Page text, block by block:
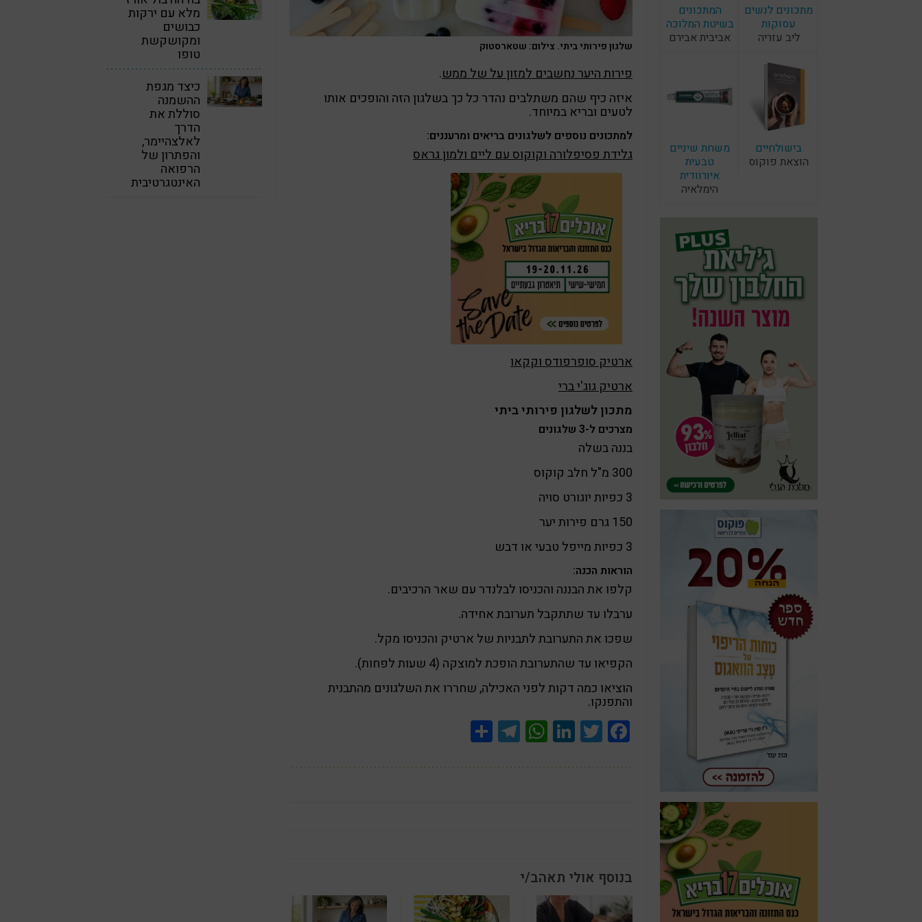
מתכונים לנשים
עסוקות
ליב עזריה
המתכונים
בשיטת המלוכה
אביבית אבירם
בישולחיים
הוצאת פוקוס
משחת שיניים
טבעית
איורוודית
הימלאיה
שלגון פירותי ביתי. צילום: שטארסטוק
פירות היער נחשבים למזון על של ממש.
איזה כיף שהם משתלבים נהדר כל כך בשלגון הזה והופכים אותו
לטעים ובריא במיוחד.
למתכונים נוספים לשלגונים בריאים ומרעננים:
גלידת פסיפלורה וקוקוס עם ליים ולמון גראס
ארטיק סופרפודס וקקאו
ארטיק גוג'י ברי
מתכון לשלגון פירותי ביתי
מצרכים ל-3 שלגונים
בננה בשלה
300 מ"ל חלב קוקוס
3 כפיות יוגורט סויה
150 גרם פירות יער
3 כפיות מייפל טבעי או דבש
הוראות הכנה:
קלפו את הבננה והכניסו לבלנדר עם שאר הרכיבים.
ערבלו עד שתתקבל תערובת אחידה.
שפכו את התערובת לתבניות של ארטיק והכניסו מקל.
הקפיאו עד שהתערובת הופכת למוצקה (4 שעות לפחות).
הוציאו כמה דקות לפני האכילה, שחררו את השלגונים מהתבנית
והתפנקו.
Facebook
Twitter
LinkedIn
WhatsApp
Telegram
בנוסף אולי תאהב/י
מלא עם ירקות
כבושים
ומקושקשת
טופו
כיצד מגפת
ההשמנה
סוללת את
הדרך
לאלצהיימר,
והפתרון של
הרפואה
האינטגרטיבית